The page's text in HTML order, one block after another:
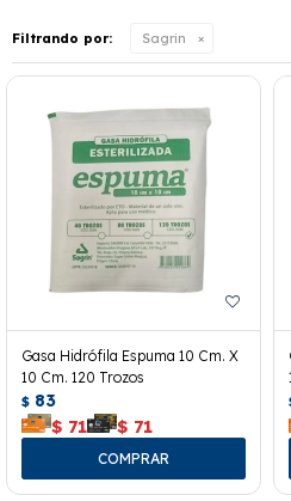
Filtrando por: Sagrin
Gasa Hidrófila Espuma 10 Cm. X
10 Cm. 120 Trozos
$ 83
$ 71 $ 71